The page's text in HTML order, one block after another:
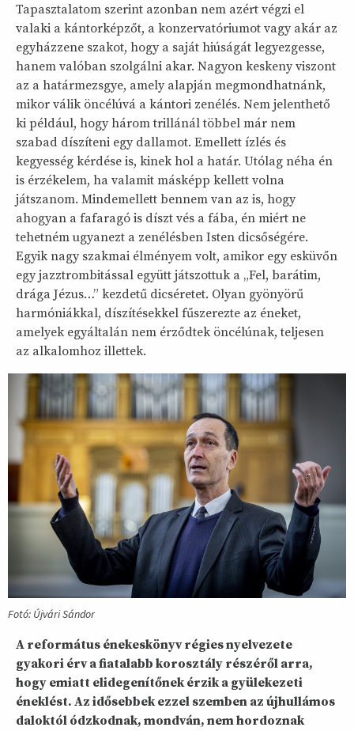
Tapasztalatom szerint azonban nem azért végzi el
valaki a kántorképzőt, a konzervatóriumot vagy akár az
egyházzene szakot, hogy a saját hiúságát legyezgesse,
hanem valóban szolgálni akar. Nagyon keskeny viszont
az a határmezsgye, amely alapján megmondhatnánk,
mikor válik öncélúvá a kántori zenélés. Nem jelenthető
ki például, hogy három trillánál többel már nem
szabad díszíteni egy dallamot. Emellett ízlés és
kegyesség kérdése is, kinek hol a határ. Utólag néha én
is érzékelem, ha valamit másképp kellett volna
játszanom. Mindemellett bennem van az is, hogy
ahogyan a fafaragó is díszt vés a fába, én miért ne
tehetném ugyanezt a zenélésben Isten dicsőségére.
Egyik nagy szakmai élményem volt, amikor egy esküvőn
egy jazztrombitással együtt játszottuk a „Fel, barátim,
drága Jézus…” kezdetű dicséretet. Olyan gyönyörű
harmóniákkal, díszítésekkel fűszerezte az éneket,
amelyek egyáltalán nem érződtek öncélúnak, teljesen
az alkalomhoz illettek.
Fotó: Újvári Sándor
A református énekeskönyv régies nyelvezete
gyakori érv a fiatalabb korosztály részéről arra,
hogy emiatt elidegenítőnek érzik a gyülekezeti
éneklést. Az idősebbek ezzel szemben az újhullámos
daloktól ódzkodnak, mondván, nem hordoznak